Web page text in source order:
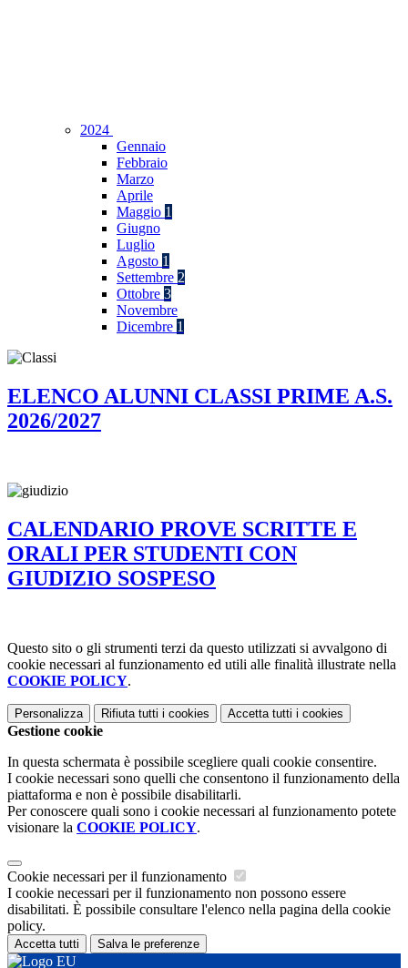
2024
Gennaio
Febbraio
Marzo
Aprile
Maggio 1
Giugno
Luglio
Agosto 1
Settembre 2
Ottobre 3
Novembre
Dicembre 1
ELENCO ALUNNI CLASSI PRIME A.S.
2026/2027
CALENDARIO PROVE SCRITTE E
ORALI PER STUDENTI CON
GIUDIZIO SOSPESO
Questo sito o gli strumenti terzi da questo utilizzati si avvalgono di
cookie necessari al funzionamento ed utili alle finalità illustrate nella
COOKIE POLICY.
Personalizza Rifiuta tutti i cookies Accetta tutti i cookies
Gestione cookie
In questa schermata è possibile scegliere quali cookie consentire.
I cookie necessari sono quelli che consentono il funzionamento della
piattaforma e non è possibile disabilitarli.
Per conoscere quali sono i cookie necessari al funzionamento potete
visionare la COOKIE POLICY.
Cookie necessari per il funzionamento
I cookie necessari per il funzionamento non possono essere
disabilitati. È possibile consultare l'elenco nella pagina della cookie
policy.
Accetta tutti Salva le preferenze